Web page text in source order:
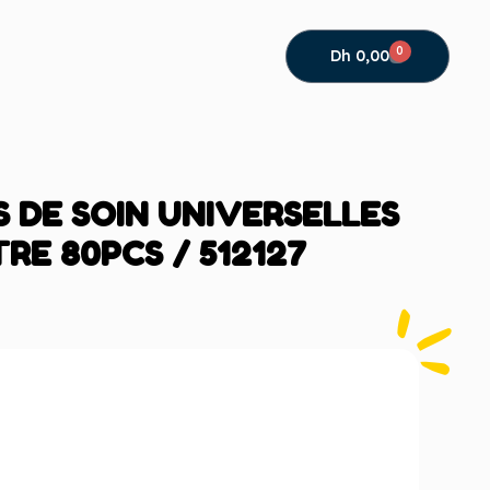
Dh 0,00 0
DE SOIN UNIVERSELLES
80PCS / 512127